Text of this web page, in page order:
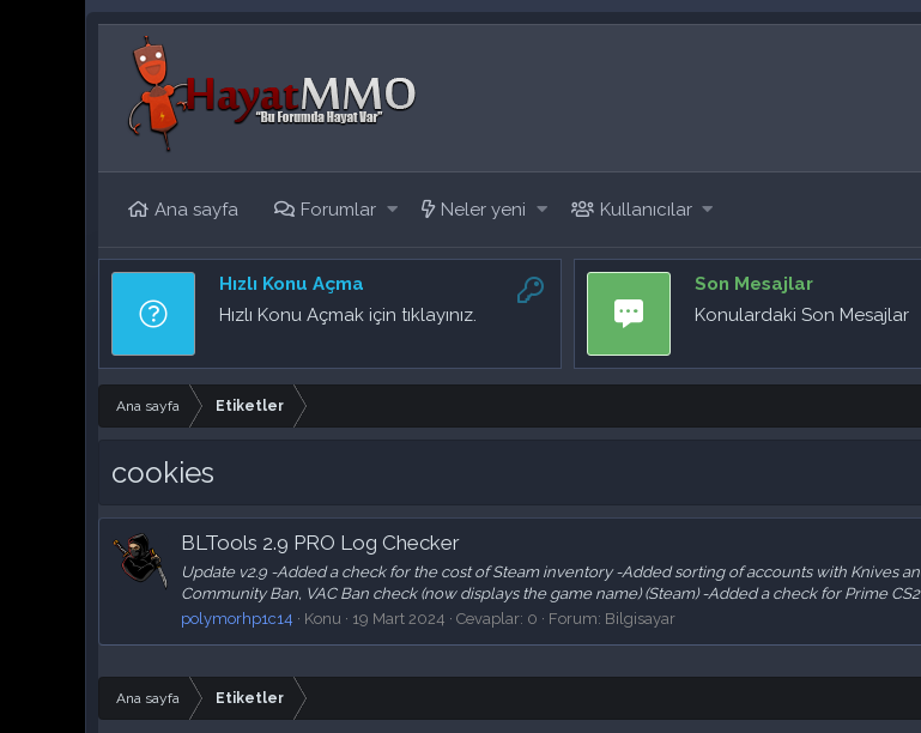
Ana sayfa Forumlar Neler yeni Kullanıcılar
Hızlı Konu Açma
Hızlı Konu Açmak için tıklayınız.
Son Mesajlar
Konulardaki Son Mesajlar
Ana sayfa Etiketler
cookies
BLTools 2.9 PRO Log Checker
Update v2.9 -Added a check for the cost of Steam inventory -Added sorting of accounts with Knives
Community Ban, VAC Ban check (now displays the game name) (Steam) -Added a check for Prime CS2
polymorhp1c14
Konu 19 Mart 2024 Cevaplar: 0 Forum: Bilgisayar
Ana sayfa Etiketler